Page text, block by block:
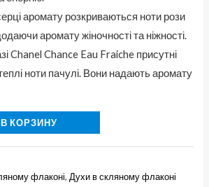
аромату розкриваються ноти рози
аромату жіночності та ніжності.
Chanel Chance Eau Fraiche присутні
ноти пачулі. Вони надають аромату
В КОРЗИНУ
флаконі,Духи в скляному флаконі